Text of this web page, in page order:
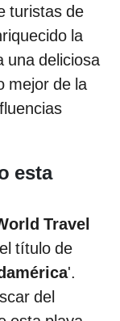
turistas de
la
una deliciosa
mejor de la
esta
Travel
título de
'.
del